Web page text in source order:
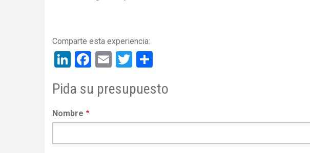
LinkedIn
Facebook
EmailTwitter
Pida su presupuesto
Nombre